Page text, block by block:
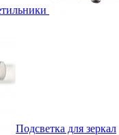
Подсветка для зеркал